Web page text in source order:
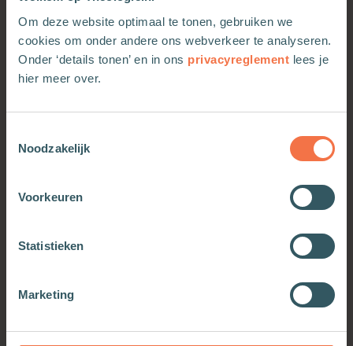
Om deze website optimaal te tonen, gebruiken we
cookies om onder andere ons webverkeer te analyseren.
Onder ‘details tonen’ en in ons privacyreglement lees je
hier meer over.
Noodzakelijk
Voorkeuren
Statistieken
Marketing
thuis in het Westerse christendom. In dit
uitzonderlijke boek opent hij op een toegankelijke
en persoonlijke manier de rijkdommen van de
Orthodoxe traditie waarin hij aartspriester is.
de Vroege Kerk en de
blij dat we als antwoord op
boekje in het Nederlands
het St. Irenaeus Orthodox